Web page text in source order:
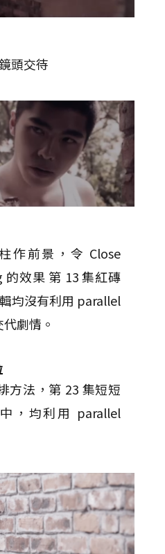
頭交待
作前景，令 Close
效果 第 13 集紅磚
均沒有利用 parallel
劇情。
方法，第 23 集短短
，均利用 parallel